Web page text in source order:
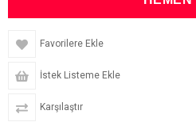
Favorilere Ekle
İstek Listeme Ekle
Karşılaştır